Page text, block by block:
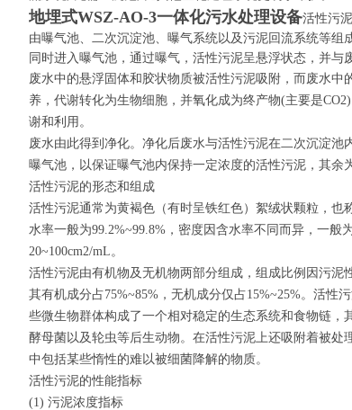
地埋式WSZ-AO-3一体化污水处理设备活性污
由曝气池、二次沉淀池、曝气系统以及污泥回流系统等
同时进入曝气池，通过曝气，活性污泥呈悬浮状态，并与
废水中的悬浮固体和胶状物质被活性污泥吸附，而废水
养，代谢转化为生物细胞，并氧化成为终产物(主要是
谢和利用。
废水由此得到净化。净化后废水与活性污泥在二次沉淀
曝气池，以保证曝气池内保持一定浓度的活性污泥，其余
活性污泥的形态和组成
活性污泥通常为黄褐色（有时呈铁红色）絮绒状颗粒，也
水率一般为99.2%~99.8%，密度因含水率不同而异，一般
20~100cm2/mL。
活性污泥由有机物及无机物两部分组成，组成比例因污泥
其有机成分占75%~85%，无机成分仅占15%~25%。活性
些微生物群体构成了一个相对稳定的生态系统和食物链，
酵母菌以及轮虫等后生动物。在活性污泥上还吸附着被
中包括某些惰性的难以被细菌降解的物质。
活性污泥的性能指标
(1) 污泥浓度指标